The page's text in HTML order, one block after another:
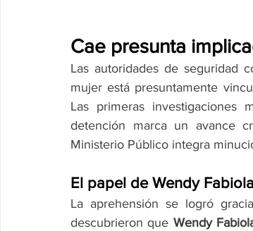
Cae presunta
Las autoridades de seguridad
mujer está presuntamente
Las primeras investigaciones
detención marca un avance
Ministerio Público integra
El papel de Wendy
La aprehensión se logró
descubrieron que Wendy